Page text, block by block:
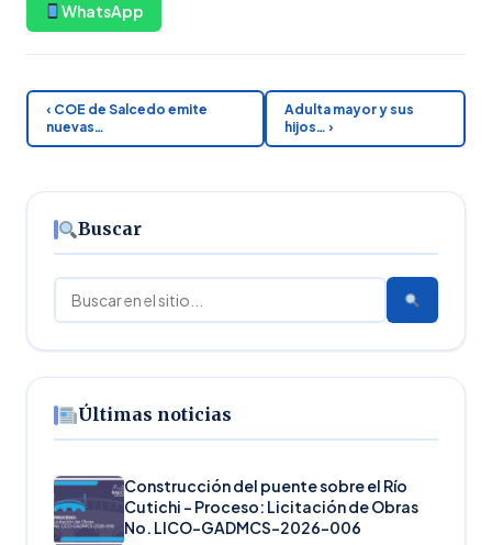
WhatsApp
‹ COE de Salcedo emite
nuevas…
Adulta mayor y sus
hijos… ›
Buscar
Buscar
Últimas noticias
Construcción del puente sobre el Río
Cutichi – Proceso: Licitación de Obras
No. LICO-GADMCS-2026-006